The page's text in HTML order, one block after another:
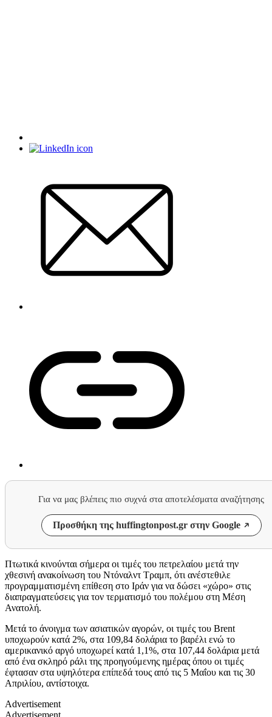
Για να μας βλέπεις πιο συχνά στα αποτελέσματα αναζήτησης
Προσθήκη της huffingtonpost.gr στην Google
Πτωτικά κινούνται σήμερα οι τιμές του πετρελαίου μετά την
χθεσινή ανακοίνωση του Ντόναλντ Τραμπ, ότι ανέστεθιλε
προγραμματισμένη επίθεση στο Ιράν για να δώσει «χώρο» στις
διαπραγματεύσεις για τον τερματισμό του πολέμου στη Μέση
Ανατολή.
Μετά το άνοιγμα των ασιατικών αγορών, οι τιμές του Brent
υποχωρούν κατά 2%, στα 109,84 δολάρια το βαρέλι ενώ το
αμερικανικό αργό υποχωρεί κατά 1,1%, στα 107,44 δολάρια μετά
από ένα σκληρό ράλι της προηγούμενης ημέρας όπου οι τιμές
έφτασαν στα υψηλότερα επίπεδά τους από τις 5 Μαΐου και τις 30
Απριλίου, αντίστοιχα.
Advertisement
Advertisement